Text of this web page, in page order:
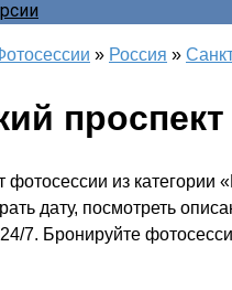
» Россия »
проспект
фотосессии из
дату, посмотреть
7. Бронируйте